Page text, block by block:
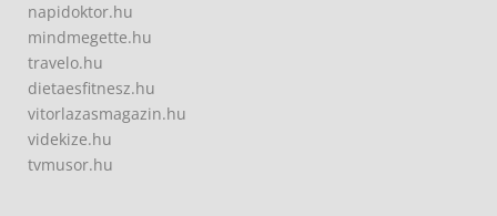
napidoktor.hu
mindmegette.hu
travelo.hu
dietaesfitnesz.hu
vitorlazasmagazin.hu
videkize.hu
tvmusor.hu